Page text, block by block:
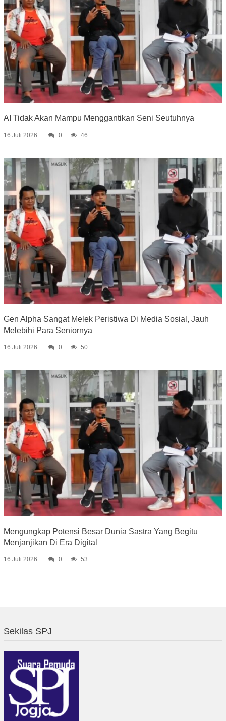
AI Tidak Akan Mampu Menggantikan Seni Seutuhnya
16 Juli 2026 0 46
Gen Alpha Sangat Melek Peristiwa Di Media Sosial, Jauh
Melebihi Para Seniornya
16 Juli 2026 0 50
Mengungkap Potensi Besar Dunia Sastra Yang Begitu
Menjanjikan Di Era Digital
16 Juli 2026 0 53
Sekilas SPJ